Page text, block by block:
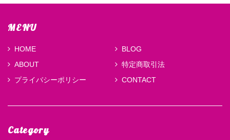
MENU
HOME
BLOG
ABOUT
特定商取引法
プライバシーポリシー
CONTACT
Category